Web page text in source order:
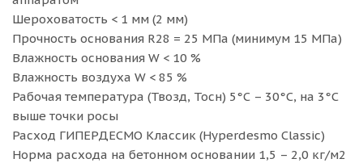
Шероховатость < 1 мм (2 мм)
Прочность основания R28 = 25 МПа (минимум 15 МПа)
Влажность основания W < 10 %
Влажность воздуха W < 85 %
Рабочая температура (Твозд, Тосн) 5°С – 30°С, на 3°С
выше точки росы
Расход ГИПЕРДЕСМО Классик (Hyperdesmo Classic)
Норма расхода на бетонном основании 1,5 – 2,0 кг/м2